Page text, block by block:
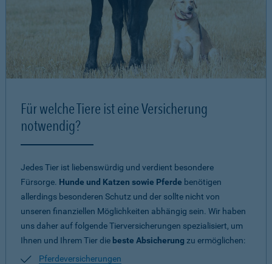
Für welche Tiere ist eine Versicherung
notwendig?
Jedes Tier ist liebenswürdig und verdient besondere
Fürsorge. Hunde und Katzen sowie Pferde benötigen
allerdings besonderen Schutz und der sollte nicht von
unseren finanziellen Möglichkeiten abhängig sein. Wir haben
uns daher auf folgende Tierversicherungen spezialisiert, um
Ihnen und Ihrem Tier die beste Absicherung zu ermöglichen:
Pferdeversicherungen